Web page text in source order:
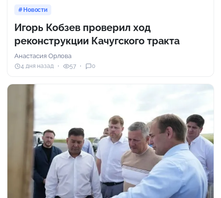
Новости
Игорь Кобзев проверил ход
реконструкции Качугского тракта
Анастасия Орлова
4 дня назад 57 0